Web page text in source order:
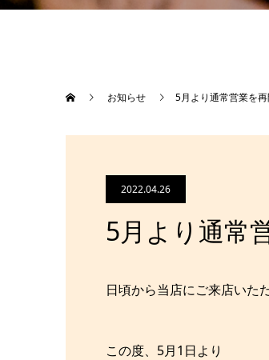
お知らせ 5月より通常営業を再
2022.04.26
5月より通常
日頃から当店にご来店いた
この度、5月1日より